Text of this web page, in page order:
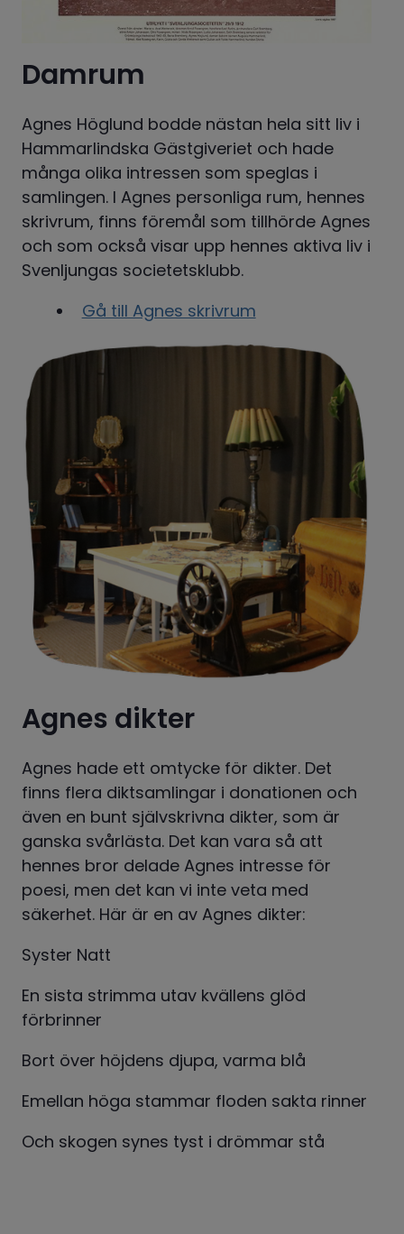
Damrum
Agnes Höglund bodde nästan hela sitt liv i
Hammarlindska Gästgiveriet och hade
många olika intressen som speglas i
samlingen. I Agnes personliga rum, hennes
skrivrum, finns föremål som tillhörde Agnes
och som också visar upp hennes aktiva liv i
Svenljungas societetsklubb.
Gå till Agnes skrivrum
Agnes dikter
Agnes hade ett omtycke för dikter. Det
finns flera diktsamlingar i donationen och
även en bunt självskrivna dikter, som är
ganska svårlästa. Det kan vara så att
hennes bror delade Agnes intresse för
poesi, men det kan vi inte veta med
säkerhet. Här är en av Agnes dikter:
Syster Natt
En sista strimma utav kvällens glöd
förbrinner
Bort över höjdens djupa, varma blå
Emellan höga stammar floden sakta rinner
Och skogen synes tyst i drömmar stå